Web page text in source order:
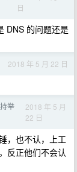
日
DNS 的问题还是
2018 年 5 月 22 日
举
2018 年 5 月
22 日
，也不认，上工
反正他们不会认